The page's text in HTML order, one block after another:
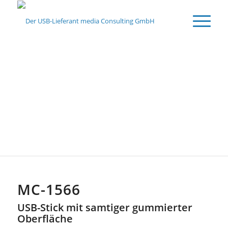
MC-1566
USB-Stick mit samtiger gummierter
Oberfläche